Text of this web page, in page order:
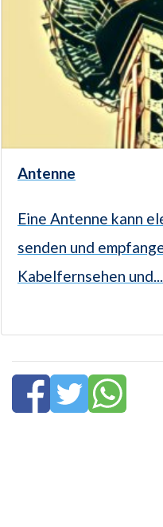
Antenne
Eine Antenne kann
senden und
Kabelfernsehen